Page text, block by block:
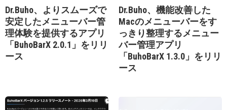
Dr.Buho、よりスムーズで
安定したメニューバー管
理体験を提供するアプリ
「BuhoBarX 2.0.1」をリリ
ース
Dr.Buho、機能改善した
Macのメニューバーをす
っきり整理するメニュー
バー管理アプリ
「BuhoBarX 1.3.0」をリリ
ース